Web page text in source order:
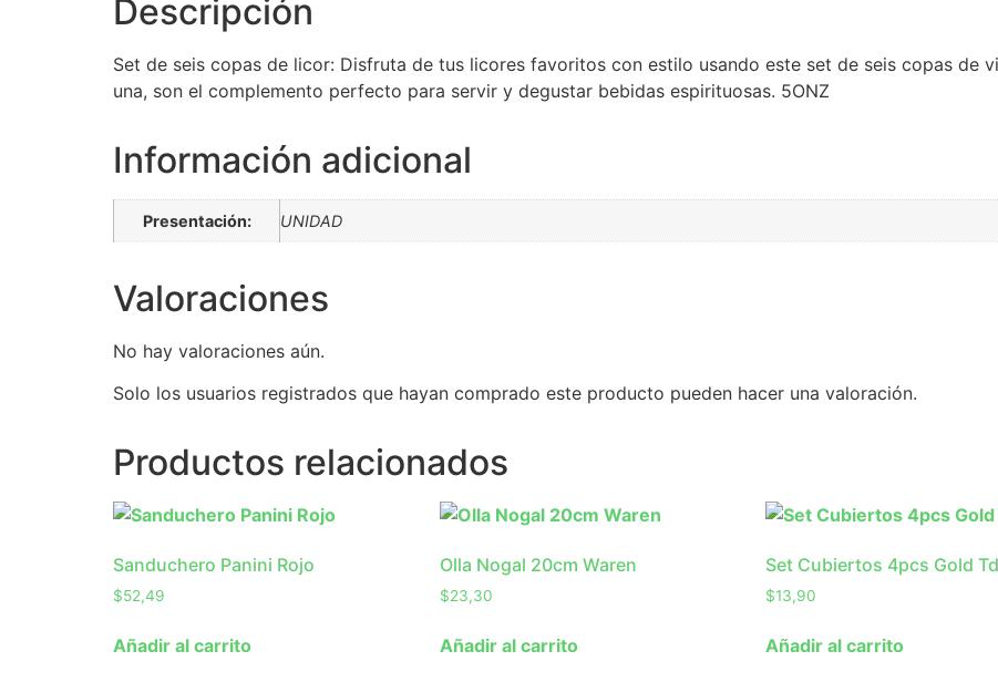
Descripción
Set de seis copas de licor: Disfruta de tus licores favoritos con estilo usando este set de seis copas de
una, son el complemento perfecto para servir y degustar bebidas espirituosas. 5ONZ
Información adicional
Presentación: UNIDAD
Valoraciones
No hay valoraciones aún.
Solo los usuarios registrados que hayan comprado este producto pueden hacer una valoración.
Productos relacionados
Sanduchero Panini Rojo
$52,49
Añadir al carrito
Olla Nogal 20cm Waren
$23,30
Añadir al carrito
Set Cubiertos 4pcs Gold
$13,90
Añadir al carrito